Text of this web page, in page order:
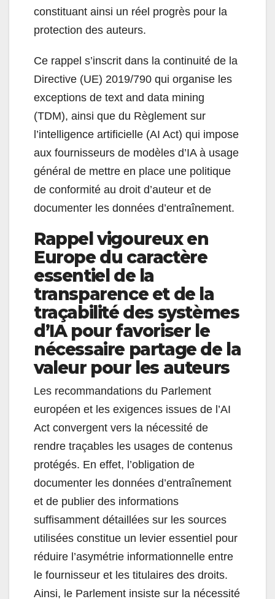
constituant ainsi un réel progrès pour la
protection des auteurs.
Ce rappel s’inscrit dans la continuité de la
Directive (UE) 2019/790 qui organise les
exceptions de text and data mining
(TDM), ainsi que du Règlement sur
l’intelligence artificielle (AI Act) qui impose
aux fournisseurs de modèles d’IA à usage
général de mettre en place une politique
de conformité au droit d’auteur et de
documenter les données d’entraînement.
Rappel vigoureux en
Europe du caractère
essentiel de la
transparence et de la
traçabilité des systèmes
d’IA pour favoriser le
nécessaire partage de la
valeur pour les auteurs
Les recommandations du Parlement
européen et les exigences issues de l’AI
Act convergent vers la nécessité de
rendre traçables les usages de contenus
protégés. En effet, l’obligation de
documenter les données d’entraînement
et de publier des informations
suffisamment détaillées sur les sources
utilisées constitue un levier essentiel pour
réduire l’asymétrie informationnelle entre
le fournisseur et les titulaires des droits.
Ainsi, le Parlement insiste sur la nécessité